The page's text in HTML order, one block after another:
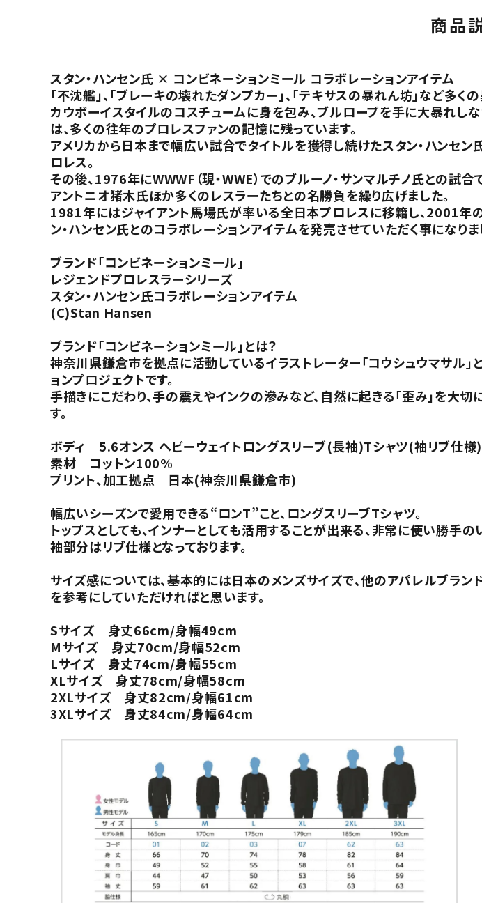
商品
スタン・ハンセン氏 × コンビネーションミール コラボレーションアイテム
「不沈艦」、「ブレーキの壊れたダンプカー」、「テキサスの暴れん坊」など多
カウボーイスタイルのコスチュームに身を包み、ブルロープを手に大暴れし
は、多くの往年のプロレスファンの記憶に残っています。
アメリカから日本まで幅広い試合でタイトルを獲得し続けたスタン・ハンセ
ロレス。
その後、1976年にWWWF（現・WWE）でのブルーノ・サンマルチノ氏との試
アントニオ猪木氏ほか多くのレスラーたちとの名勝負を繰り広げました。
1981年にはジャイアント馬場氏が率いる全日本プロレスに移籍し、2001年
ン・ハンセン氏とのコラボレーションアイテムを発売させていただく事になりま
ブランド「コンビネーションミール」
レジェンドプロレスラーシリーズ
スタン・ハンセン氏コラボレーションアイテム
(C)Stan Hansen
ブランド「コンビネーションミール」とは？
神奈川県鎌倉市を拠点に活動しているイラストレーター「コウシュウマサル
ョンプロジェクトです。
手描きにこだわり、手の震えやインクの滲みなど、自然に起きる「歪み」を大
す。
ボディ 5.6オンス ヘビーウェイトロングスリーブ(長袖)Tシャツ(袖リブ仕様)
素材 コットン100%
プリント、加工拠点 日本(神奈川県鎌倉市)
幅広いシーズンで愛用できる“ロンT”こと、ロングスリーブTシャツ。
トップスとしても、インナーとしても活用することが出来る、非常に使い勝手の
袖部分はリブ仕様となっております。
サイズ感については、基本的には日本のメンズサイズで、他のアパレルブラ
を参考にしていただければと思います。
Sサイズ 身丈66cm/身幅49cm
Mサイズ 身丈70cm/身幅52cm
Lサイズ 身丈74cm/身幅55cm
XLサイズ 身丈78cm/身幅58cm
2XLサイズ 身丈82cm/身幅61cm
3XLサイズ 身丈84cm/身幅64cm